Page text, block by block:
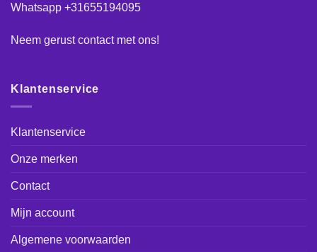
Whatsapp +31655194095
Neem gerustcontactmet ons!
Klantenservice
Klantenservice
Onze merken
Contact
Mijn account
Algemene voorwaarden